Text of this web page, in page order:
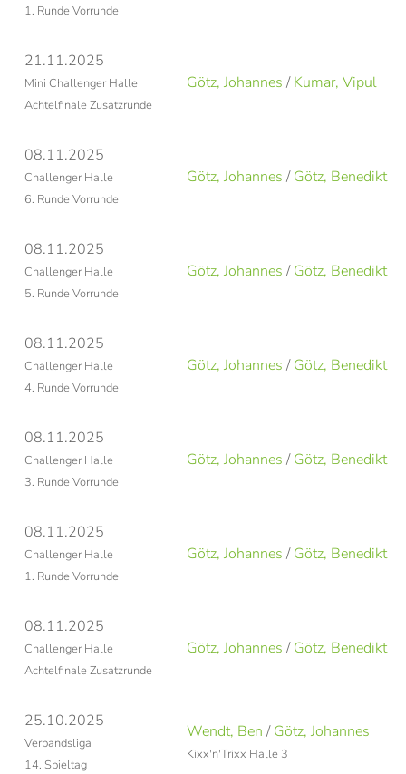
1. Runde Vorrunde
21.11.2025
Mini Challenger Halle
Achtelfinale Zusatzrunde
Götz, Johannes /Kumar, Vipul
08.11.2025
Challenger Halle
6. Runde Vorrunde
Götz, Johannes /Götz, Benedikt
08.11.2025
Challenger Halle
5. Runde Vorrunde
Götz, Johannes /Götz, Benedikt
08.11.2025
Challenger Halle
4. Runde Vorrunde
Götz, Johannes /Götz, Benedikt
08.11.2025
Challenger Halle
3. Runde Vorrunde
Götz, Johannes /Götz, Benedikt
08.11.2025
Challenger Halle
1. Runde Vorrunde
Götz, Johannes /Götz, Benedikt
08.11.2025
Challenger Halle
Achtelfinale Zusatzrunde
Götz, Johannes /Götz, Benedikt
25.10.2025
Verbandsliga
14. Spieltag
Wendt, Ben /Götz, Johannes
Kixx'n'Trixx Halle 3